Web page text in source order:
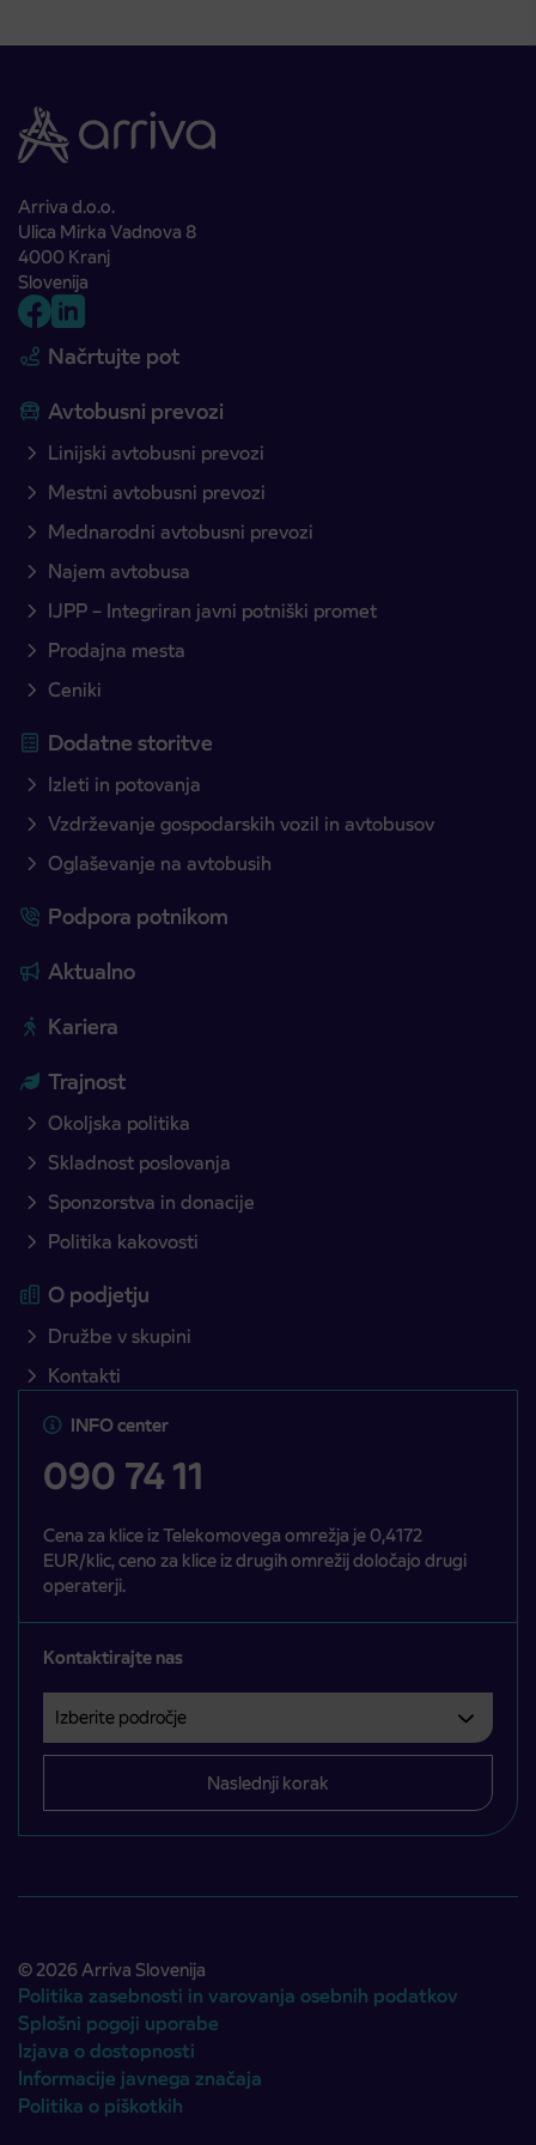
Arriva d.o.o.
Ulica Mirka Vadnova 8
4000 Kranj
Slovenija
Načrtujte pot
Avtobusni prevozi
Linijski avtobusni prevozi
Mestni avtobusni prevozi
Mednarodni avtobusni prevozi
Najem avtobusa
IJPP – Integriran javni potniški promet
Prodajna mesta
Ceniki
Dodatne storitve
Izleti in potovanja
Vzdrževanje gospodarskih vozil in avtobusov
Oglaševanje na avtobusih
Podpora potnikom
Aktualno
Kariera
Trajnost
Okoljska politika
Skladnost poslovanja
Sponzorstva in donacije
Politika kakovosti
O podjetju
Družbe v skupini
Kontakti
INFO center
090 74 11
Cena za klice iz Telekomovega omrežja je 0,4172
EUR/klic, ceno za klice iz drugih omrežij določajo drugi
operaterji.
Kontaktirajte nas
Izberite področje
Področje je obvezno izbrati.
Naslednji korak
© 2026 Arriva Slovenija
Politika zasebnosti in varovanja osebnih podatkov
Splošni pogoji uporabe
Izjava o dostopnosti
Informacije javnega značaja
Politika o piškotkih